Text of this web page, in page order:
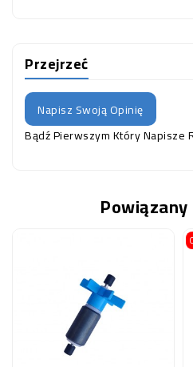
Przejrzeć
Napisz Swoją Opinię
Bądź Pierwszym Który Napisze